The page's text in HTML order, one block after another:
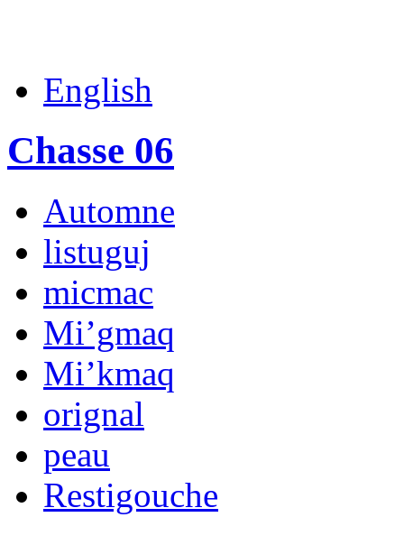
English
Chasse 06
Automne
listuguj
micmac
Mi’gmaq
Mi’kmaq
orignal
peau
Restigouche